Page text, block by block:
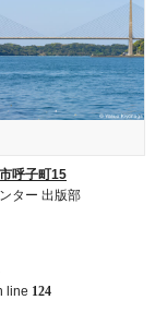
呼子町15
ター 出版部
line 124